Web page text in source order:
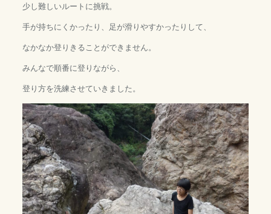
少し難しいルートに挑戦。
手が持ちにくかったり、足が滑りやすかったりして、
なかなか登りきることができません。
みんなで順番に登りながら、
登り方を洗練させていきました。